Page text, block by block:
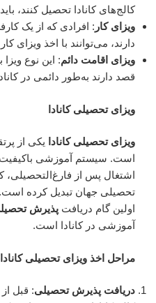
کالج‌های کانادا تحصیل کنند،
ویزای کار : افرادی که از یک
دارند، می‌توانند با اخذ ویزای
ویزای اقامت دائم: این نوع
قصد دارند به‌طور دائمی در
ویزای تحصیلی کانادا
ویزای تحصیلی کانادا یکی از
است. سیستم آموزشی
اشتغال پس از فارغ‌التحصیلی،
تحصیلی جهان تبدیل کرده
اولین گام دریافت پذیرش
آموزشی در کانادا است.
مراحل اخذ ویزای تحصیلی کانادا
دریافت پذیرش تحصیلی: قبل از